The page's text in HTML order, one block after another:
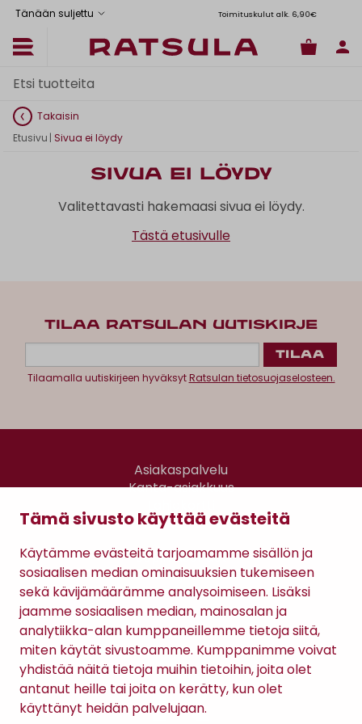
Tämä sivusto käyttää evästeitä
Käytämme evästeitä tarjoamamme sisällön ja
sosiaalisen median ominaisuuksien tukemiseen
sekä kävijämäärämme analysoimiseen. Lisäksi
jaamme sosiaalisen median, mainosalan ja
analytiikka-alan kumppaneillemme tietoja siitä,
miten käytät sivustoamme. Kumppanimme voivat
yhdistää näitä tietoja muihin tietoihin, joita olet
antanut heille tai joita on kerätty, kun olet
käyttänyt heidän palvelujaan.
Tänään suljettu Toimituskulut alk. 6,90€
Takaisin
Etusivu | Sivua ei löydy
Sivua ei löydy
Valitettavasti hakemaasi sivua ei löydy.
Tästä etusivulle
TILAA RATSULAN UUTISKIRJE
Tilaamalla uutiskirjeen hyväksytRatsulan tietosuojaselosteen.
Asiakaspalvelu
Kanta-asiakkuus
Gomee Ratsula Café
Sopimusehdot
Tietosuojaseloste
Maksutavat